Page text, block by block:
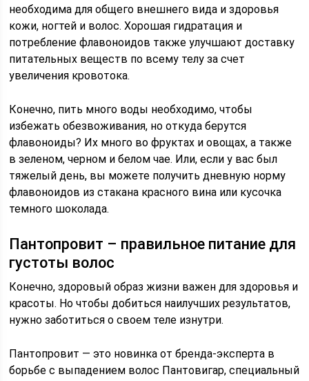
необходима для общего внешнего вида и здоровья
кожи, ногтей и волос. Хорошая гидратация и
потребление флавоноидов также улучшают доставку
питательных веществ по всему телу за счет
увеличения кровотока.
Конечно, пить много воды необходимо, чтобы
избежать обезвоживания, но откуда берутся
флавоноиды? Их много во фруктах и овощах, а также
в зеленом, черном и белом чае. Или, если у вас был
тяжелый день, вы можете получить дневную норму
флавоноидов из стакана красного вина или кусочка
темного шоколада.
Пантопровит – правильное питание для
густоты волос
Конечно, здоровый образ жизни важен для здоровья и
красоты. Но чтобы добиться наилучших результатов,
нужно заботиться о своем теле изнутри.
Пантопровит — это новинка от бренда-эксперта в
борьбе с выпадением волос Пантовигар, специальный